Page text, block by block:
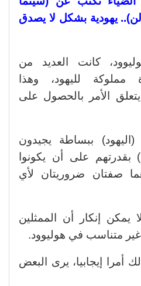
يهودية بشكل لا يصدق
كانت العديد من
مملوكة لليهود، وهذا
الأمر بالحصول على
ببساطة يجيدون
بقدرتهم على أن يكونوا
صفتان ضروريتان لأي
يمكن إنكار أن الممثلين
متناسب في هوليوود.
أمرا إيجابيا، يرى البعض